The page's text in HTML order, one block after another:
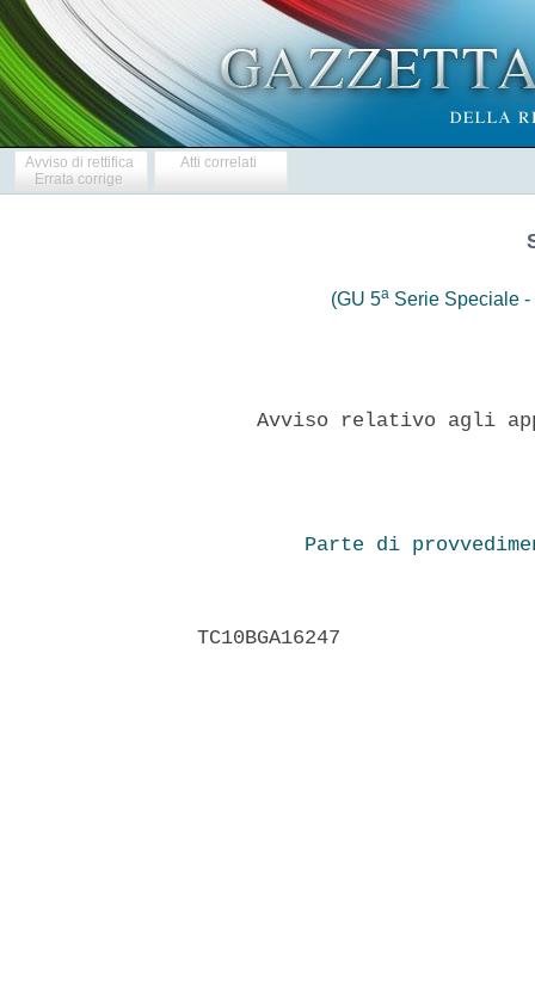
Avviso di rettifica
Errata corrige
Atti correlati
(GU 5aSerie Speciale -
Avviso relativo agli
Parte di